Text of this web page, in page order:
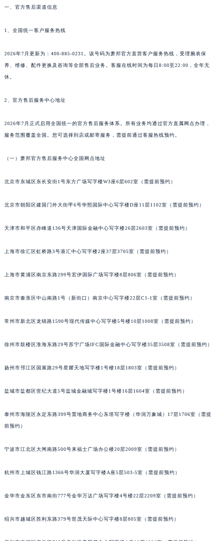
一、官方售后渠道信息
1、全国统一客户服务热线
2026年7月更新为：400-885-0231。该号码为萧邦官方直营客户服务热线，受理腕表保
养、维修、配件更换及咨询等全部售后业务。客服在线时间为每日8:00至22:00，全年无
休。
2、官方售后服务中心地址
2026年7月正式启用全国统一的官方售后服务体系。所有业务均通过官方直属网点办理，
服务范围覆盖全国。您可选择到店或邮寄服务，需提前通过客服热线预约。
（一）萧邦官方售后服务中心全国网点地址
北京市东城区东长安街1号东方广场写字楼W3座6层602室（需提前预约）
北京市朝阳区建国门外大街甲6号华熙国际中心写字楼D座11层1102室（需提前预约）
天津市和平区赤峰道136号天津国际金融中心写字楼26层2603室（需提前预约）
上海市徐汇区虹桥路3号港汇中心写字楼2座37层3705室（需提前预约）
上海市黄浦区南京东路299号宏伊国际广场写字楼8层806室（需提前预约）
南京市秦淮区中山南路1号（新街口）南京中心写字楼22层C1-1室（需提前预约）
常州市新北区龙锦路1590号现代传媒中心写字楼5号楼10层1008室（需提前预约）
徐州市鼓楼区淮海东路29号苏宁广场IFC国际金融中心写字楼35层3508室（需提前预约）
扬州市邗江区国展路29号星耀天地写字楼1号楼18层1803室（需提前预约）
盐城市盐都区世纪大道5号盐城金融城写字楼1号楼16层1604室（需提前预约）
泰州市海陵区永定东路399号置地商务中心东塔写字楼（华润万象城）17层1706室（需提
前预约）
宁波市江北区大闸南路500号来福士广场办公楼20层2009室（需提前预约）
杭州市上城区钱江路1366号华润大厦写字楼A座5层503-5室（需提前预约）
金华市金东区东市南街777号金华万达广场写字楼4号楼22层2209室（需提前预约）
绍兴市越城区胜利东路379号世茂天际中心写字楼8层805室（需提前预约）